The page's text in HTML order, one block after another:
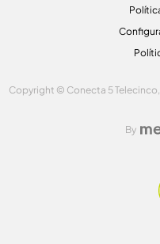
Copyright © Conecta 5
By